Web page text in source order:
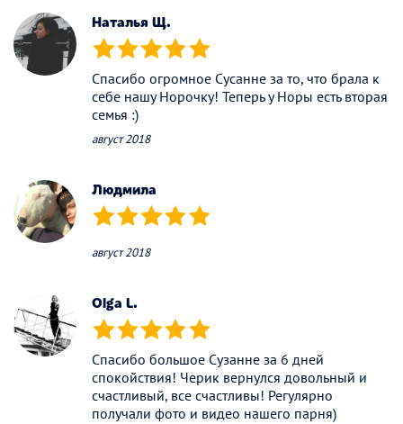
Наталья Щ.
(*) (*) (*) (*) (*)
Спасибо огромное Сусанне за то, что брала к
себе нашу Норочку! Теперь у Норы есть вторая
семья :)
август 2018
Людмила
(*) (*) (*) (*) (*)
август 2018
Olga L.
(*) (*) (*) (*) (*)
Спасибо большое Сузанне за 6 дней
спокойствия! Черик вернулся довольный и
счастливый, все счастливы! Регулярно
получали фото и видео нашего парня)